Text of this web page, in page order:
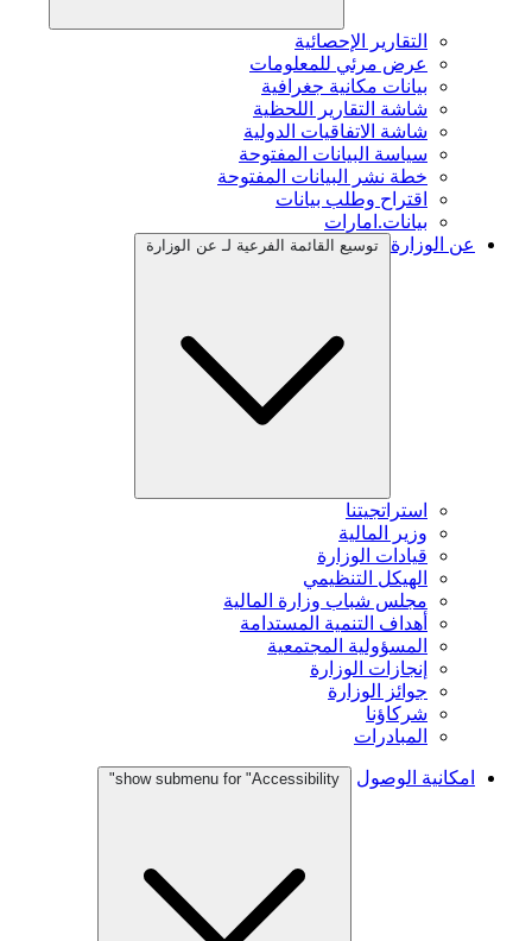
التقارير الإحصائية
عرض مرئي للمعلومات
بيانات مكانية جغرافية
شاشة التقارير اللحظية
شاشة الاتفاقيات الدولية
سياسة البيانات المفتوحة
خطة نشر البيانات المفتوحة
اقتراح وطلب بيانات
بيانات.امارات
عن الوزارة
توسيع القائمة الفرعية لـ عن الوزارة
استراتجيتنا
وزير المالية
قيادات الوزارة
الهيكل التنظيمي
مجلس شباب وزارة المالية
أهداف التنمية المستدامة
المسؤولية المجتمعية
إنجازات الوزارة
جوائز الوزارة
شركاؤنا
المبادرات
امكانية الوصول show submenu for "Accessibility"